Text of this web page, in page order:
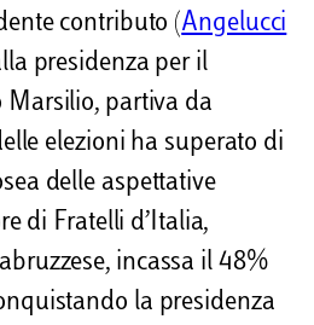
contributo (Angelucci
presidenza per il
Marsilio, partiva da
elezioni ha superato di
delle aspettative
di Fratelli d’Italia,
incassa il 48%
la presidenza